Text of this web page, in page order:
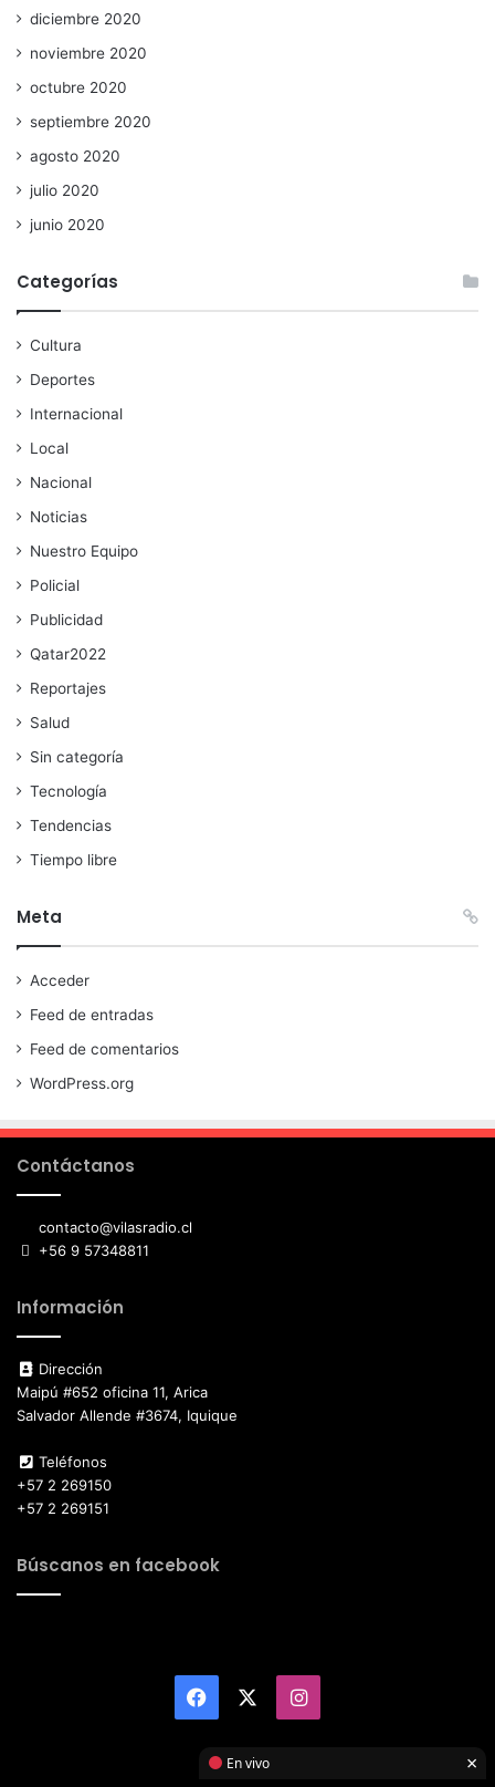
diciembre 2020
noviembre 2020
octubre 2020
septiembre 2020
agosto 2020
julio 2020
junio 2020
Categorías
Cultura
Deportes
Internacional
Local
Nacional
Noticias
Nuestro Equipo
Policial
Publicidad
Qatar2022
Reportajes
Salud
Sin categoría
Tecnología
Tendencias
Tiempo libre
Meta
Acceder
Feed de entradas
Feed de comentarios
WordPress.org
Contáctanos
contacto@vilasradio.cl
+56 9 57348811
Información
Dirección
Maipú #652 oficina 11, Arica
Salvador Allende #3674, Iquique
Teléfonos
+57 2 269150
+57 2 269151
Búscanos en facebook
Facebook Instagram
En vivo ×